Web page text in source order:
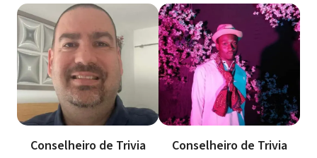
Conselheiro de Trivia Conselheiro de Trivia